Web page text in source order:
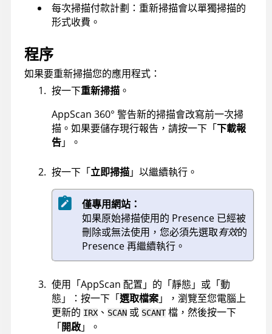
每次掃描付款計劃：重新掃描會以單獨掃描的
形式收費。
程序
如果要重新掃描您的應用程式：
按一下重新掃描 。
AppScan 360° 警告新的掃描會改寫前一次掃
描。如果要儲存現行報告，請按一下「下載報
告」。
按一下「立即掃描」以繼續執行。
僅專用網站：
如果原始掃描使用的 Presence 已經被
刪除或無法使用，您必須先選取有效的
Presence 再繼續執行。
使用「AppScan 配置」的「靜態」或「動
態」：按一下「選取檔案」，瀏覽至您電腦上
更新的 IRX 、 SCAN 或 SCANT檔，然後按一下
「開啟」。